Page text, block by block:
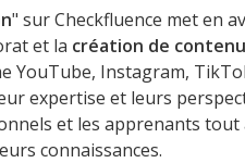
" sur Checkfluence met en
et la création de
YouTube, Instagram,
expertise et leurs
et les apprenants
connaissances.